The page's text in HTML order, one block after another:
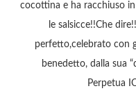
cocottina e ha racchiuso
le salsicce!!Che
perfetto,celebrato con
benedetto, dalla sua
Perpetua